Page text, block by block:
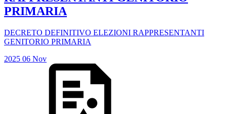
PRIMARIA
DECRETO DEFINITIVO ELEZIONI RAPPRESENTANTI
GENITORIO PRIMARIA
2025 06 Nov